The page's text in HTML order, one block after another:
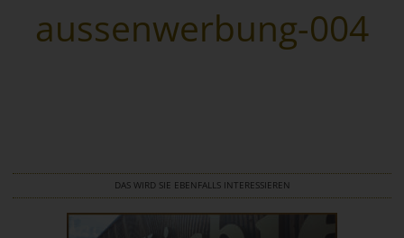
Wegeleitsysteme
Glasveredelung
aussenwerbung-004
DAS WIRD SIE EBENFALLS INTERESSIEREN